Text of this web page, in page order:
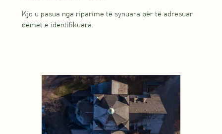
Kjo u pasua nga riparime të synuara për të adresuar
dëmet e identifikuara.